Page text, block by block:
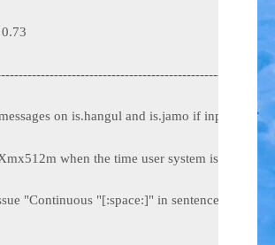
on is.hangul and is.jamo if input is not
when the time user system is poor on
"Continuous "[:space:]" in sentence can